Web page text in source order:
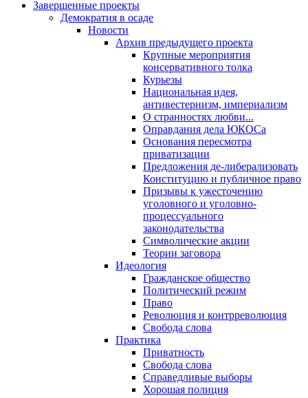
Завершенные проекты
Демократия в осаде
Новости
Архив предыдущего проекта
Крупные мероприятия
консервативного толка
Курьезы
Национальная идея,
антивестернизм, империализм
О странностях любви...
Оправдания дела ЮКОСа
Основания пересмотра
приватизации
Предложения де-либерализовать
Конституцию и публичное право
Призывы к ужесточению
уголовного и уголовно-
процессуального
законодательства
Символические акции
Теории заговора
Идеология
Гражданское общество
Политический режим
Право
Революция и контрреволюция
Свобода слова
Практика
Приватность
Свобода слова
Справедливые выборы
Хорошая полиция